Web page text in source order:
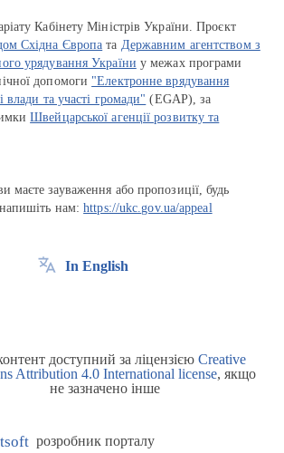
Кабінету Міністрів України. Проєкт
Східна Європа та Державним агентством з
урядування України у межах програми
допомоги "Електронне врядування
влади та участі громади" (EGAP), за
Швейцарської агенції розвитку та
маєте зауваження або пропозиції, будь
нам:https://ukc.gov.ua/appeal
In English
доступний за ліцензією Creative
Attribution 4.0 International license, якщо
не зазначено інше
розробник порталу